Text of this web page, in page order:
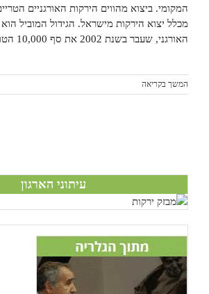
מכלל יצוא הירקות מישראל. הגידול המוביל
האורגני, שעבר בשנת 2002 את סף 10,000 הטונות [...]
המשך בקריאה
עיתוני הארגון